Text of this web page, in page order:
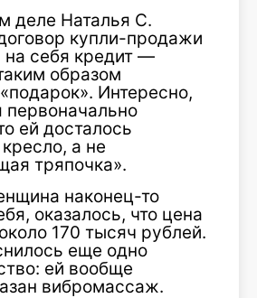
деле Наталья С.
купли-продажи
себя кредит —
образом
Интересно,
первоначально
ей досталось
а не
тряпочка».
наконец-то
оказалось, что цена
170 тысяч рублей.
еще одно
ей вообще
вибромассаж.